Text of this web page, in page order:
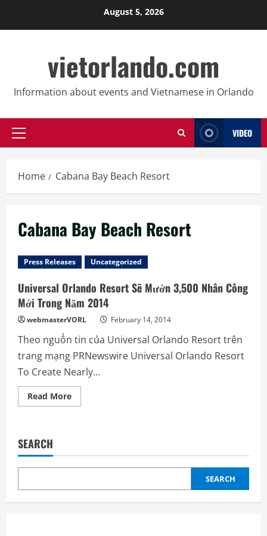
August 5, 2026
vietorlando.com
Information about events and Vietnamese in Orlando
Primary
VIDEO
Home Cabana Bay Beach Resort
Cabana Bay Beach Resort
Press Releases Uncategorized
Universal Orlando Resort Sẽ Mướn 3,500 Nhân Công
Mới Trong Năm 2014
webmasterVORL February 14, 2014
Theo nguồn tin của Universal Orlando Resort trên
trang mạng PRNewswire Universal Orlando Resort
To Create Nearly...
Read MoreRead
more
Mướn
Nhân
Mới
Năm
SEARCH
SEARCH